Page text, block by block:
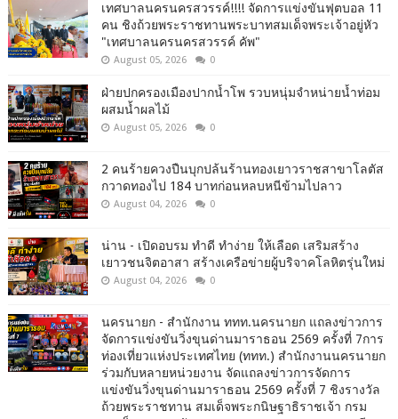
เทศบาลนครนครสวรรค์!!!! จัดการแข่งขันฟุตบอล 11
คน ชิงถ้วยพระราชทานพระบาทสมเด็จพระเจ้าอยู่หัว
"เทศบาลนครนครสวรรค์ คัพ"
August 05, 2026 0
ฝ่ายปกครองเมืองปากน้ำโพ รวบหนุ่มจำหน่ายน้ำท่อม
ผสมน้ำผลไม้
August 05, 2026 0
2 คนร้ายควงปืนบุกปล้นร้านทองเยาวราชสาขาโลตัส
กวาดทองไป 184 บาทก่อนหลบหนีข้ามไปลาว
August 04, 2026 0
น่าน - เปิดอบรม ทำดี ทำง่าย ให้เลือด เสริมสร้าง
เยาวชนจิตอาสา สร้างเครือข่ายผู้บริจาคโลหิตรุ่นใหม่
August 04, 2026 0
นครนายก - สำนักงาน ททท.นครนายก แถลงข่าวการ
จัดการแข่งขันวิ่งขุนด่านมาราธอน 2569 ครั้งที่ 7การ
ท่องเที่ยวแห่งประเทศไทย (ททท.) สำนักงานนครนายก
ร่วมกับหลายหน่วยงาน จัดแถลงข่าวการจัดการ
แข่งขันวิ่งขุนด่านมาราธอน 2569 ครั้งที่ 7 ชิงรางวัล
ถ้วยพระราชทาน สมเด็จพระกนิษฐาธิราชเจ้า กรม